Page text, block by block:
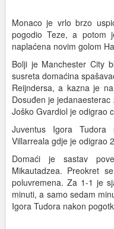
Monaco je vrlo brzo
pogodio Teze, a potom
naplaćena novim golom
Bolji je Manchester City
susreta domaćina
Reijndersa, a kazna je
Dosuđen je
Joško Gvardiol je odigrao
Juventus Igora
Villarreala gdje je odigrao
Domaći je sastav
Mikautadzea. Preokret
poluvremena. Za 1-1 je
minuti, a samo sedam
Igora Tudora nakon